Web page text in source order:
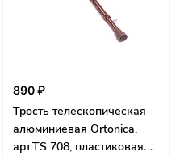
890 ₽
Трость телескопическая
алюминиевая Ortonica,
арт.TS 708, пластиковая